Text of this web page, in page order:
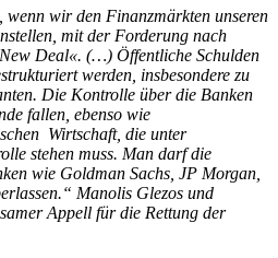
wenn wir den Finanzmärkten unseren
mit der Forderung nach
Deal«. (…) Öffentliche Schulden
werden, insbesondere zu
Die Kontrolle über die Banken
fallen, ebenso wie
Wirtschaft, die unter
stehen muss. Man darf die
wie Goldman Sachs, JP Morgan,
Manolis Glezos und
Appell für die Rettung der